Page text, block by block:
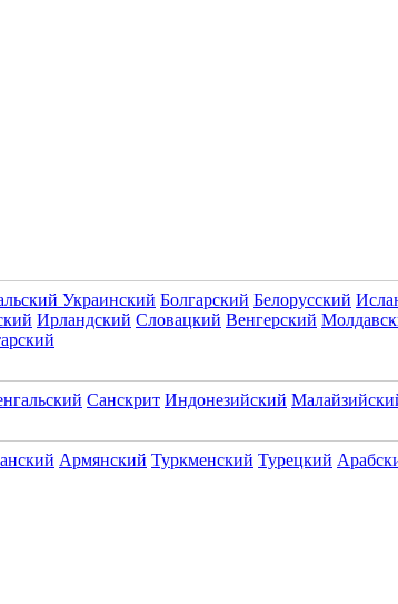
Украинский Болгарский Белорусский
Ирландский Словацкий Венгерский
Санскрит Индонезийский
Армянский Туркменский Турецкий